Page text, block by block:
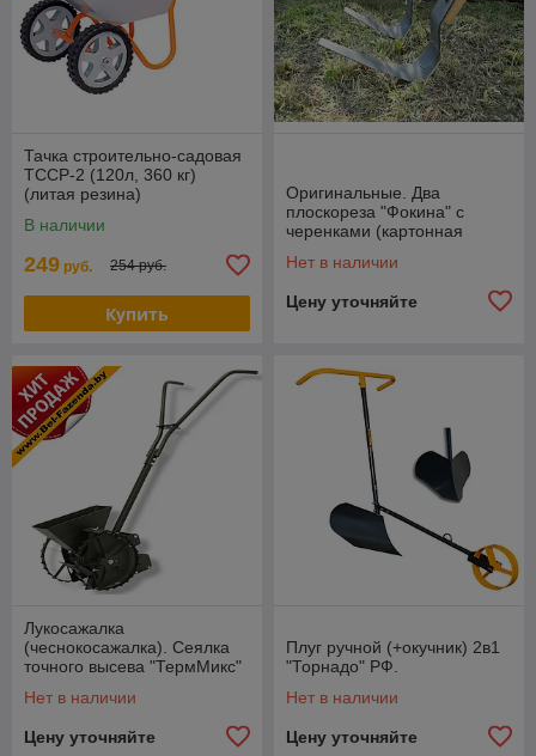
Тачка строительно-садовая
ТССР-2 (120л, 360 кг)
(литая резина)
В наличии
249 руб. 254 руб.
Купить
Оригинальные. Два
плоскореза "Фокина" с
черенками (картонная
Нет в наличии
Цену уточняйте
Лукосажалка
(чеснокосажалка). Сеялка
точного высева "ТермМикс"
Нет в наличии
Цену уточняйте
Плуг ручной (+окучник) 2в1
"Торнадо" РФ.
Нет в наличии
Цену уточняйте